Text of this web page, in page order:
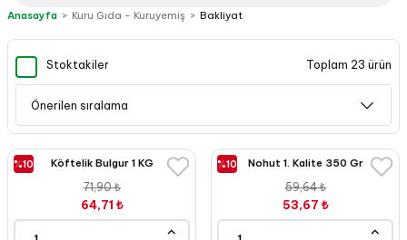
İthal Peynirler
Anasayfa Kuru Gıda - Kuruyemiş Bakliyat
Stoktakiler Toplam 23 ürün
%10 Köftelik Bulgur 1 KG
71,90 ₺
64,71 ₺
%10 Nohut 1. Kalite 350 Gr
59,64 ₺
53,67 ₺